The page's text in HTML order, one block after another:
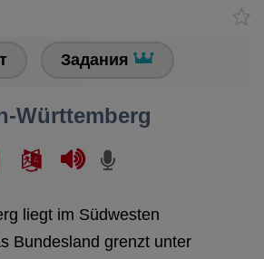
Задания
Württemberg
liegt im Südwesten
Bundesland grenzt unter